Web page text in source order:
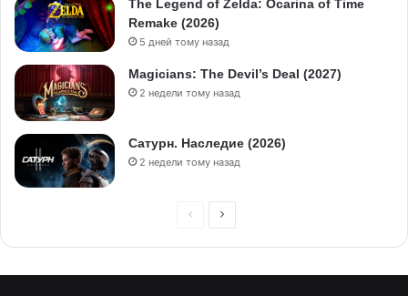
The Legend of Zelda: Ocarina of Time
Remake (2026)
5 дней тому назад
Magicians: The Devil’s Deal (2027)
2 недели тому назад
Сатурн. Наследие (2026)
2 недели тому назад